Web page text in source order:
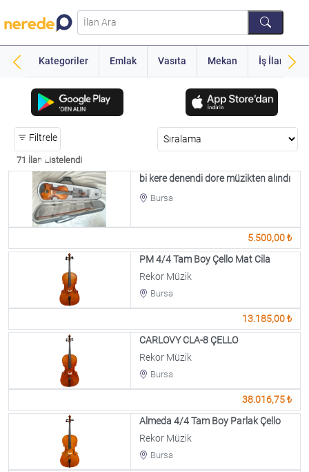
Kategoriler Emlak Vasıta Mekan İş İlanı
Filtrele
71 İlan Listelendi
bi kere denendi dore müzikten alındı
Bursa
5.500,00 ₺
PM 4/4 Tam Boy Çello Mat Cila
Rekor Müzik
Bursa
13.185,00 ₺
CARLOVY CLA-8 ÇELLO
Rekor Müzik
Bursa
38.016,75 ₺
Almeda 4/4 Tam Boy Parlak Çello
Rekor Müzik
Bursa